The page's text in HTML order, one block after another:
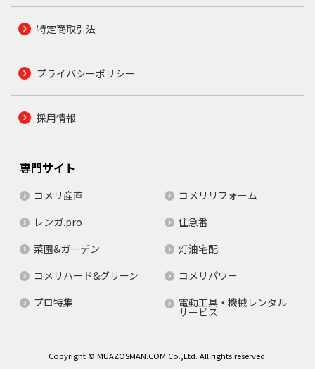
特定商取引法
プライバシーポリシー
採用情報
専門サイト
コメリ産直
コメリリフォーム
レンガ.pro
住急番
菜園&ガーデン
灯油宅配
コメリハード&グリーン
コメリパワー
プロ特集
電動工具・機械レンタル
サービス
Copyright © MUAZOSMAN.COM Co.,Ltd. All rights reserved.